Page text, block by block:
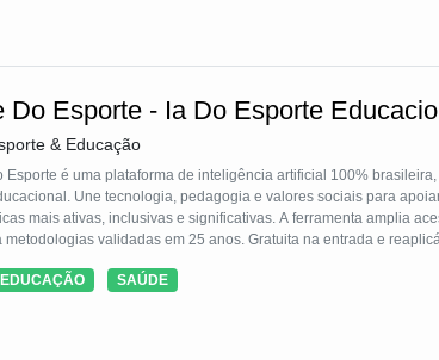
Do Esporte - Ia Do Esporte
& Educação
Esporte é uma plataforma de inteligência artificial 100%
Une tecnologia, pedagogia e valores sociais para
mais ativas, inclusivas e significativas. A ferramenta amplia
metodologias validadas em 25 anos. Gratuita na entrada e
EDUCAÇÃO SAÚDE